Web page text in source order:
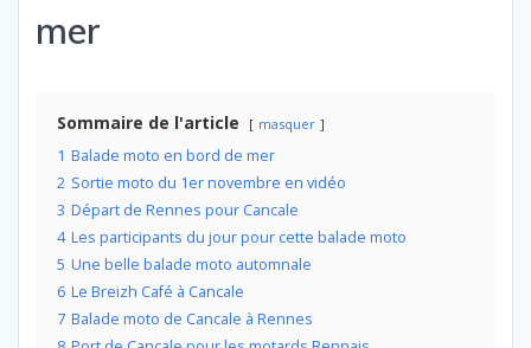
mer
Sommaire de l'article masquer
1 Balade moto en bord de mer
2 Sortie moto du 1er novembre en vidéo
3 Départ de Rennes pour Cancale
4 Les participants du jour pour cette balade moto
5 Une belle balade moto automnale
6 Le Breizh Café à Cancale
7 Balade moto de Cancale à Rennes